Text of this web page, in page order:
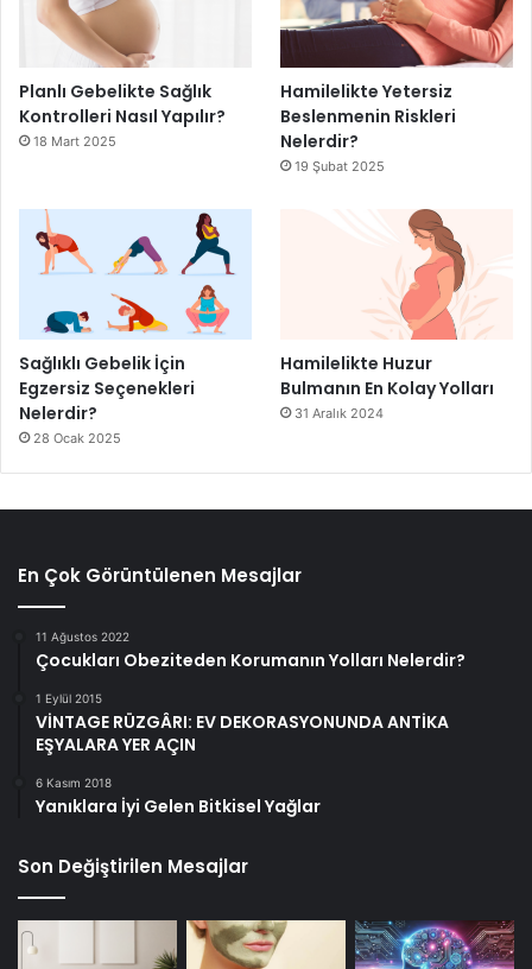
Planlı Gebelikte Sağlık
Kontrolleri Nasıl Yapılır?
18 Mart 2025
Hamilelikte Yetersiz
Beslenmenin Riskleri
Nelerdir?
19 Şubat 2025
Sağlıklı Gebelik İçin
Egzersiz Seçenekleri
Nelerdir?
28 Ocak 2025
Hamilelikte Huzur
Bulmanın En Kolay Yolları
31 Aralık 2024
En Çok Görüntülenen Mesajlar
11 Ağustos 2022
Çocukları Obeziteden Korumanın Yolları Nelerdir?
1 Eylül 2015
VİNTAGE RÜZGÂRI: EV DEKORASYONUNDA ANTİKA
EŞYALARA YER AÇIN
6 Kasım 2018
Yanıklara İyi Gelen Bitkisel Yağlar
Son Değiştirilen Mesajlar